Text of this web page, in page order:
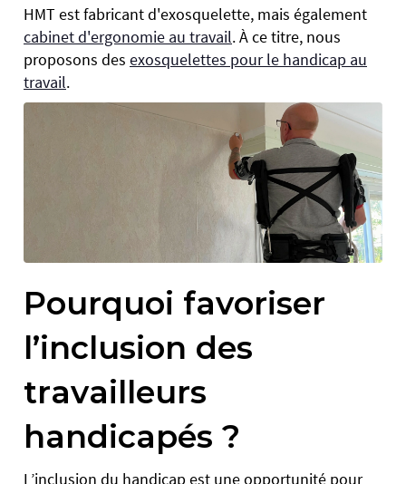
HMT est fabricant d'exosquelette, mais également
cabinet d'ergonomie au travail. À ce titre, nous
proposons des exosquelettes pour le handicap au
travail.
Pourquoi favoriser
l’inclusion des
travailleurs
handicapés ?
L’inclusion du handicap est une opportunité pour